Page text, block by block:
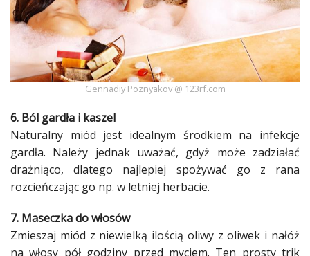
Gennadiy Poznyakov @ 123rf.com
6. Ból gardła i kaszel
Naturalny miód jest idealnym środkiem na infekcje
gardła. Należy jednak uważać, gdyż może zadziałać
drażniąco, dlatego najlepiej spożywać go z rana
rozcieńczając go np. w letniej herbacie.
7. Maseczkado włosów
Zmieszaj miód z niewielką ilością oliwy z oliwek i nałóż
nawłosy pół godziny przed myciem. Ten prosty trik